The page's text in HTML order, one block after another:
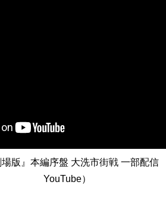
版』本編序盤 大洗市街戦 一部配
YouTube）